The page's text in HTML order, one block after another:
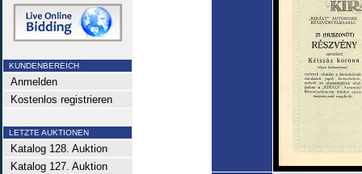
KUNDENBEREICH
Anmelden
Kostenlos registrieren
LETZTE AUKTIONEN
Katalog 128. Auktion
Katalog 127. Auktion